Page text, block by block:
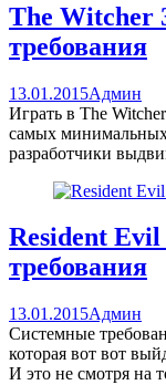
The Witcher
требования
13.01.2015Админ
Играть в The
самых
разработчики
Resident
требования
13.01.2015Админ
Системные
которая вот вот
И это не смотря на